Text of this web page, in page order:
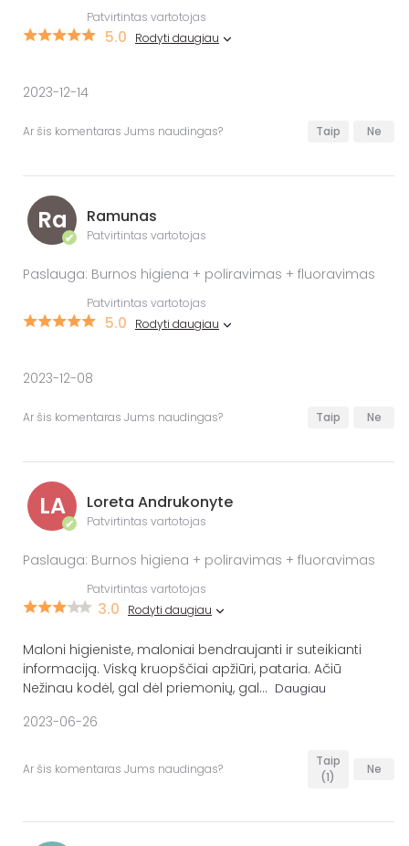
Patvirtintas vartotojas
5.0 Rodyti daugiau
2023-12-14
Ar šis komentaras Jums naudingas? Taip Ne
Ra
✔
Ramunas
Patvirtintas vartotojas
Paslauga: Burnos higiena + poliravimas + fluoravimas
Patvirtintas vartotojas
5.0 Rodyti daugiau
2023-12-08
Ar šis komentaras Jums naudingas? Taip Ne
LA
✔
Loreta Andrukonyte
Patvirtintas vartotojas
Paslauga: Burnos higiena + poliravimas + fluoravimas
Patvirtintas vartotojas
3.0 Rodyti daugiau
Maloni higieniste, maloniai bendraujanti ir suteikianti
informaciją. Viską kruopščiai apžiūri, pataria. Ačiū
Nežinau kodėl, gal dėl priemonių, gal... Daugiau
2023-06-26
Ar šis komentaras Jums naudingas?
Taip
(1)
Ne